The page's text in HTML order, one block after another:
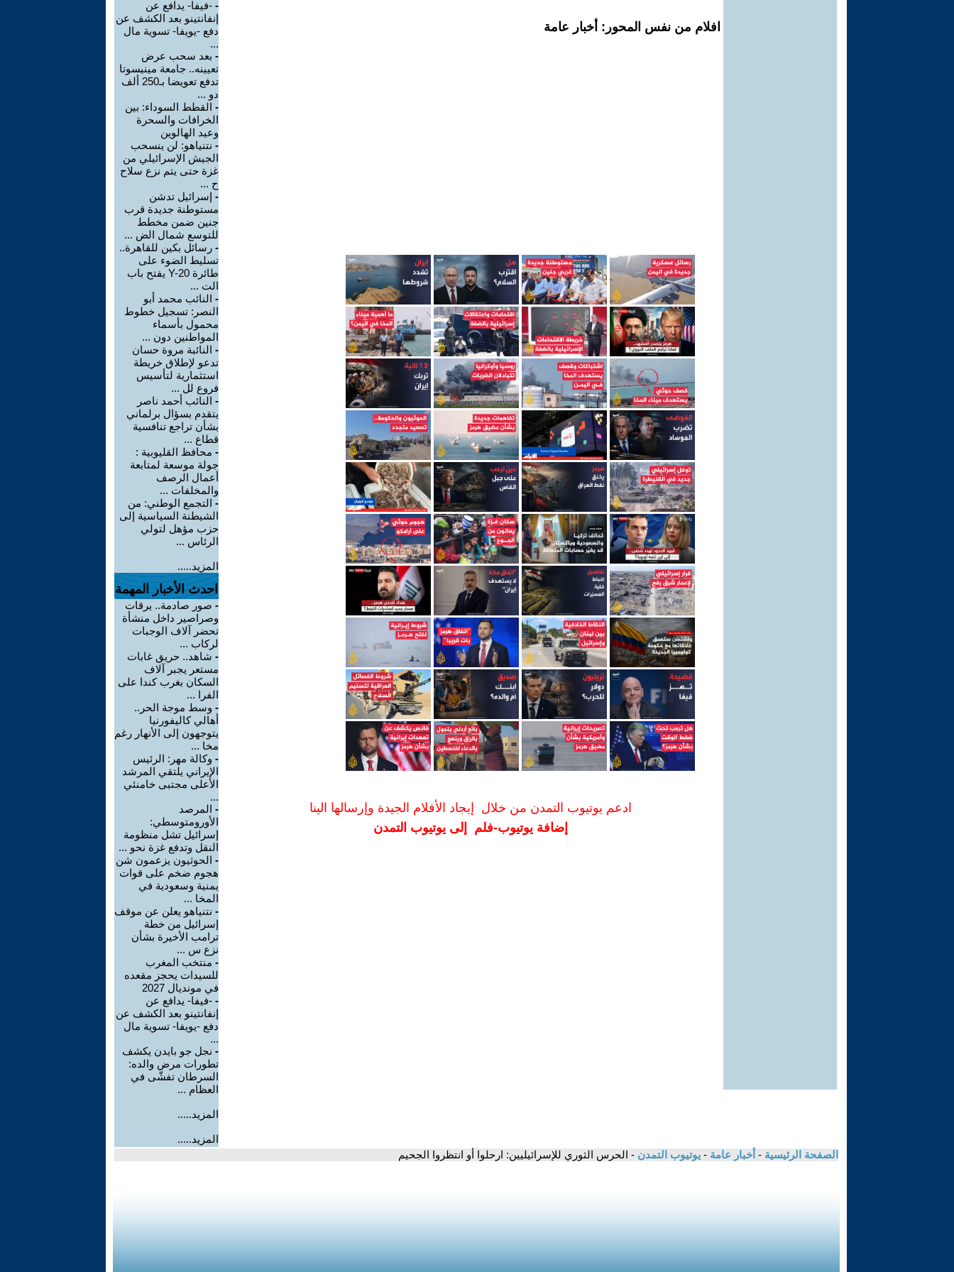
افلام من نفس المحور: أخبار عامة
ادعم يوتيوب التمدن من خلال إيجاد الأفلام الجيدة وإرسالها الينا
إضافة يوتيوب-فلم إلى يوتيوب التمدن
- -فيفا- يدافع عن
إنفانتينو بعد الكشف عن
دفع -يويفا- تسوية مال
...
- بعد سحب عرض
تعيينه.. جامعة مينيسوتا
تدفع تعويضا بـ250 ألف
دو ...
- القطط السوداء: بين
الخرافات والسحرة
وعيد الهالوين
- نتنياهو: لن ينسحب
الجيش الإسرائيلي من
غزة حتى يتم نزع سلاح
ح ...
- إسرائيل تدشن
مستوطنة جديدة قرب
جنين ضمن مخطط
للتوسع شمال الض ...
- رسائل بكين للقاهرة..
تسليط الضوء على
طائرة Y-20 يفتح باب
الت ...
- النائب محمد أبو
النصر: تسجيل خطوط
محمول بأسماء
المواطنين دون ...
- النائبة مروة حسان
تدعو لإطلاق خريطة
استثمارية لتأسيس
فروع لل ...
- النائب أحمد ناصر
يتقدم بسؤال برلماني
بشأن تراجع تنافسية
قطاع ...
- محافظ القليوبية :
جولة موسعة لمتابعة
أعمال الرصف
والمخلفات ...
- التجمع الوطني: من
الشيطنة السياسية إلى
حزب مؤهل لتولي
الرئاس ...
المزيد.....
احدث الأخبار المهمة
- صور صادمة.. يرقات
وصراصير داخل منشأة
تحضر آلاف الوجبات
لركاب ...
- شاهد.. حريق غابات
مستعر يجبر آلاف
السكان بغرب كندا على
الفرا ...
- وسط موجة الحر..
أهالي كاليفورنيا
يتوجهون إلى الأنهار رغم
مخا ...
- وكالة مهر: الرئيس
الإيراني يلتقي المرشد
الأعلى مجتبى خامنئي
...
- المرصد
الأورومتوسطي:
إسرائيل تشل منظومة
النقل وتدفع غزة نحو ...
- الحوثيون يزعمون شن
هجوم ضخم على قوات
يمنية وسعودية في
المخا ...
- نتنياهو يعلن عن موقف
إسرائيل من خطة
ترامب الأخيرة بشأن
نزع س ...
- منتخب المغرب
للسيدات يحجز مقعده
في مونديال 2027
- -فيفا- يدافع عن
إنفانتينو بعد الكشف عن
دفع -يويفا- تسوية مال
...
- نجل جو بايدن يكشف
تطورات مرض والده:
السرطان تفشّى في
العظام ...
المزيد.....
المزيد.....
الصفحة الرئيسية - أخبار عامة - يوتيوب التمدن - الحرس الثوري للإسرائيليين: ارحلوا أو انتظروا الجحيم